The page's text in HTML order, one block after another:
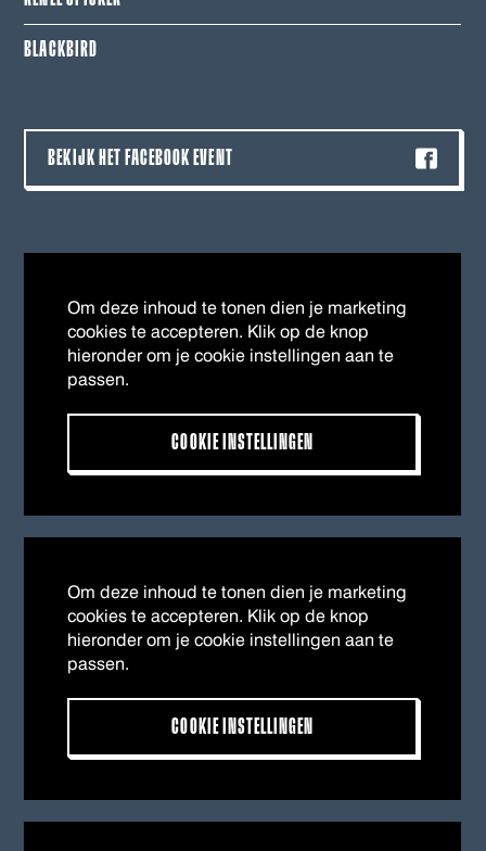
BLACKBIRD
BEKIJK HET FACEBOOK EVENT
Om deze inhoud te tonen dien je marketing
cookies te accepteren. Klik op de knop
hieronder om je cookie instellingen aan te
passen.
COOKIE INSTELLINGEN
Om deze inhoud te tonen dien je marketing
cookies te accepteren. Klik op de knop
hieronder om je cookie instellingen aan te
passen.
COOKIE INSTELLINGEN